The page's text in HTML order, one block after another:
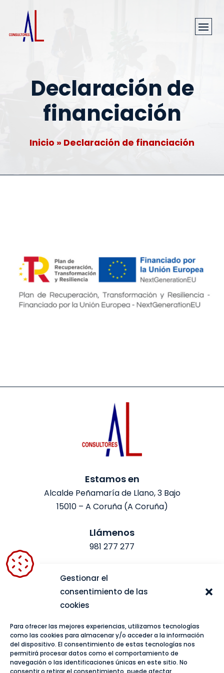
Gestionar el
consentimiento de las
cookies
Para ofrecer las mejores experiencias, utilizamos tecnologías
como las cookies para almacenar y/o acceder a la información
del dispositivo. El consentimiento de estas tecnologías nos
permitirá procesar datos como el comportamiento de
navegación o las identificaciones únicas en este sitio. No
consentir o retirar el consentimiento, puede afectar
Declaración de
financiación
Inicio » Declaración de financiación
Estamos en
Alcalde Peñamaría de Llano, 3 Bajo
15010 – A Coruña (A Coruña)
Llámenos
981 277 277
Escríbanos
administracion@consultoresal.es
Aviso legal
Política de privacidad
Política de cookies